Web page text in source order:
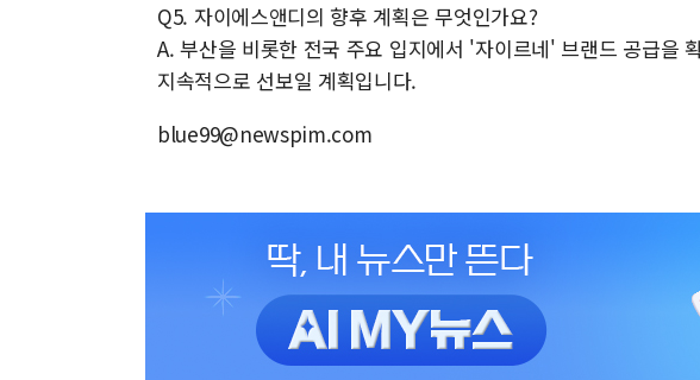
Q5. 자이에스앤디의 향후 계획은 무엇인가요?
A. 부산을 비롯한 전국 주요 입지에서 '자이르네' 브랜드 공급을
지속적으로 선보일 계획입니다.
blue99@newspim.com